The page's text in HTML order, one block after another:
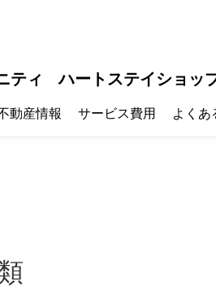
ティ ハートステイショッ
動産情報 サービス費用 よくあ